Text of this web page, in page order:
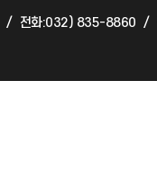
/ 전화:032) 835-8860 /